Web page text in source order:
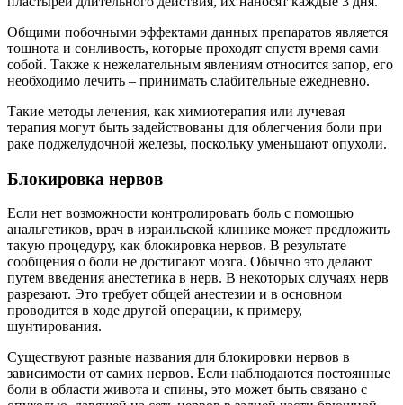
Общими побочными эффектами данных препаратов является
тошнота и сонливость, которые проходят спустя время сами
собой. Также к нежелательным явлениям относится запор, его
необходимо лечить – принимать слабительные ежедневно.
Такие методы лечения, как химиотерапия или лучевая
терапия могут быть задействованы для облегчения боли при
раке поджелудочной железы, поскольку уменьшают опухоли.
Блокировка нервов
Если нет возможности контролировать боль с помощью
анальгетиков, врач в израильской клинике может предложить
такую процедуру, как блокировка нервов. В результате
сообщения о боли не достигают мозга. Обычно это делают
путем введения анестетика в нерв. В некоторых случаях нерв
разрезают. Это требует общей анестезии и в основном
проводится в ходе другой операции, к примеру,
шунтирования.
Существуют разные названия для блокировки нервов в
зависимости от самих нервов. Если наблюдаются постоянные
боли в области живота и спины, это может быть связано с